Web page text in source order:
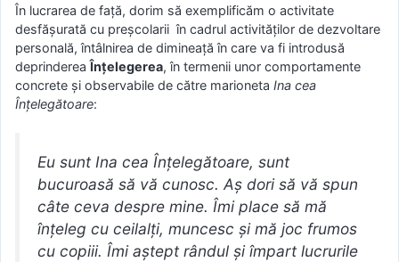
În lucrarea de faţă, dorim să exemplificăm o activitate
desfăşurată cu preşcolarii în cadrul activităţilor de dezvoltare
personală, întâlnirea de dimineaţă în care va fi introdusă
deprindereaÎnţelegerea, în termenii unor comportamente
concrete şi observabile de către marioneta Ina cea
Înţelegătoare:
Eu sunt Ina cea Înţelegătoare, sunt
bucuroasă să vă cunosc. Aş dori să vă spun
câte ceva despre mine. Îmi place să mă
înţeleg cu ceilalţi, muncesc şi mă joc frumos
cu copiii. Îmi aştept rândul şi împart lucrurile